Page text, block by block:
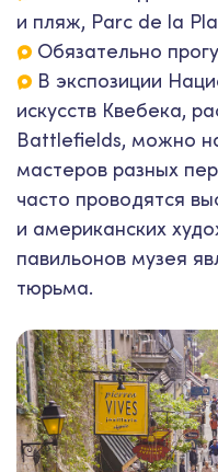
и пляж, Parc de la
Обязательно
В экспозиции
искусств Квебека,
Battlefields, можно
мастеров разных
часто проводятся
и американских
павильонов музея
тюрьма.